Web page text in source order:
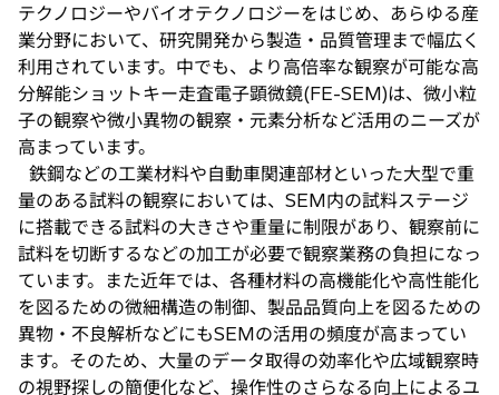
テクノロジーやバイオテクノロジーをはじめ、あらゆる産
業分野において、研究開発から製造・品質管理まで幅広く
利用されています。中でも、より高倍率な観察が可能な高
分解能ショットキー走査電子顕微鏡(FE-SEM)は、微小粒
子の観察や微小異物の観察・元素分析など活用のニーズが
高まっています。
鉄鋼などの工業材料や自動車関連部材といった大型で重
量のある試料の観察においては、SEM内の試料ステージ
に搭載できる試料の大きさや重量に制限があり、観察前に
試料を切断するなどの加工が必要で観察業務の負担になっ
ています。また近年では、各種材料の高機能化や高性能化
を図るための微細構造の制御、製品品質向上を図るための
異物・不良解析などにもSEMの活用の頻度が高まってい
ます。そのため、大量のデータ取得の効率化や広域観察時
の視野探しの簡便化など、操作性のさらなる向上によるユ